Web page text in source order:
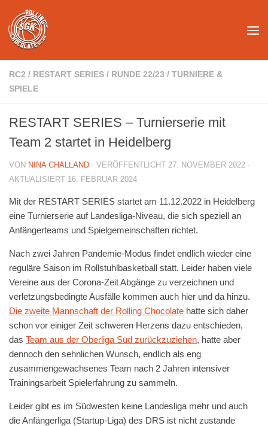
Unter dem Inhalt
RC2 / RESTART SERIES / RUNDE 22/23 / TURNIERE &
SPIELE
RESTART SERIES – Turnierserie mit
Team 2 startet in Heidelberg
VON NINA CHALLAND · VERÖFFENTLICHT 27. NOVEMBER 2022 ·
AKTUALISIERT 16. FEBRUAR 2024
Mit der RESTART SERIES startet am 11.12.2022 in Heidelberg
eine Turnierserie auf Landesliga-Niveau, die sich speziell an
Anfängerteams und Spielgemeinschaften richtet.
Nach zwei Jahren Pandemie-Modus findet endlich wieder eine
reguläre Saison im Rollstuhlbasketball statt. Leider haben viele
Vereine aus der Corona-Zeit Abgänge zu verzeichnen und
verletzungsbedingte Ausfälle kommen auch hier und da hinzu.
Die zweite Mannschaft der Rolling Chocolate hatte sich daher
schon vor einiger Zeit schweren Herzens dazu entschieden,
das Team aus der Oberliga Süd zurückzuziehen, hatte aber
dennoch den sehnlichen Wunsch, endlich als eng
zusammengewachsenes Team nach 2 Jahren intensiver
Trainingsarbeit Spielerfahrung zu sammeln.
Leider gibt es im Südwesten keine Landesliga mehr und auch
die Anfängerliga (Startup-Liga) des DRS ist nicht zustande